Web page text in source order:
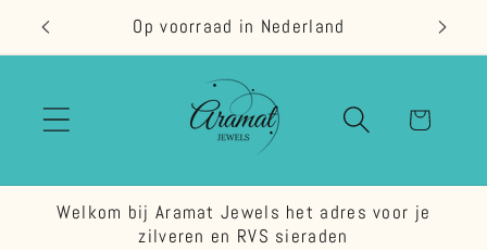
naar de
content
Op voorraad in Nederland
Welkom bij Aramat Jewels het adres voor je
zilveren en RVS sieraden